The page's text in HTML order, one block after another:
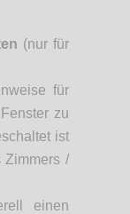
(nur für
für
zu
ist
Zimmers /
einen